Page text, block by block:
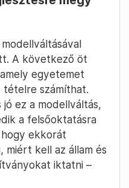
A következő öt
egyetemet
tételre számíthat.
ez a modellváltás,
a felsőoktatásra
ekkorát
miért kell az állam és
iktatni –